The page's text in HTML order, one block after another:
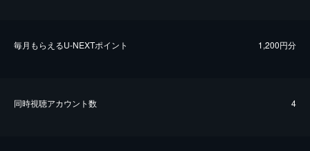
毎⽉もらえるU-NEXTポイント 1,200円分
同時視聴アカウント数 4